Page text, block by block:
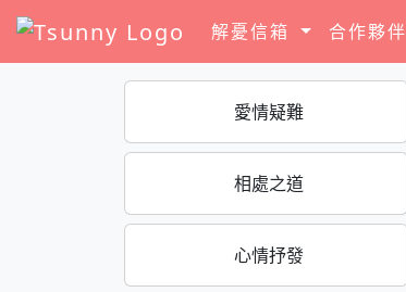
解憂信箱 合作夥伴
愛情疑難
相處之道
心情抒發